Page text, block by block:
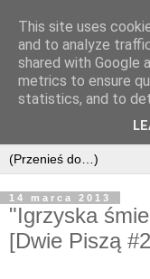
14 marca 2013
"Igrzyska
[Dwie Piszą
This site uses
and to analyze
shared with Google
metrics to ensure
statistics, and to